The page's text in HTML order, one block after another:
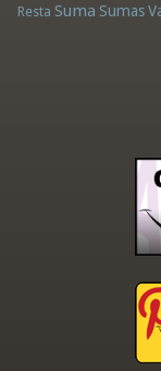
Resta Suma Sumas